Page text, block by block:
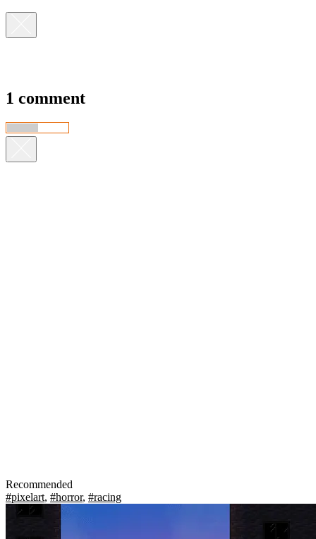
1 comment
Recommended
#pixelart, #horror, #racing